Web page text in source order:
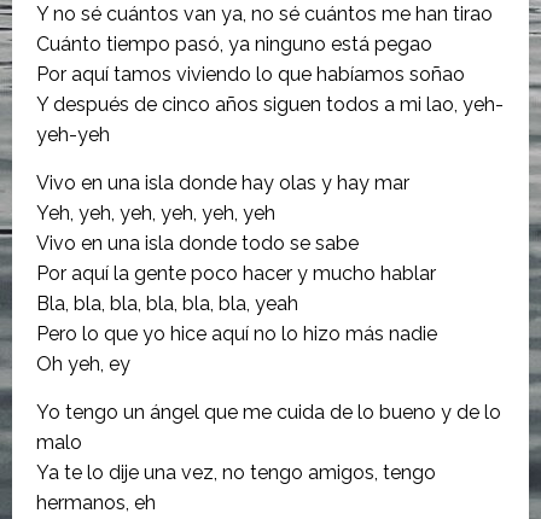
Y no sé cuántos van ya, no sé cuántos me han tirao
Cuánto tiempo pasó, ya ninguno está pegao
Por aquí tamos viviendo lo que habíamos soñao
Y después de cinco años siguen todos a mi lao, yeh-
yeh-yeh
Vivo en una isla donde hay olas y hay mar
Yeh, yeh, yeh, yeh, yeh, yeh
Vivo en una isla donde todo se sabe
Por aquí la gente poco hacer y mucho hablar
Bla, bla, bla, bla, bla, bla, yeah
Pero lo que yo hice aquí no lo hizo más nadie
Oh yeh, ey
Yo tengo un ángel que me cuida de lo bueno y de lo
malo
Ya te lo dije una vez, no tengo amigos, tengo
hermanos, eh